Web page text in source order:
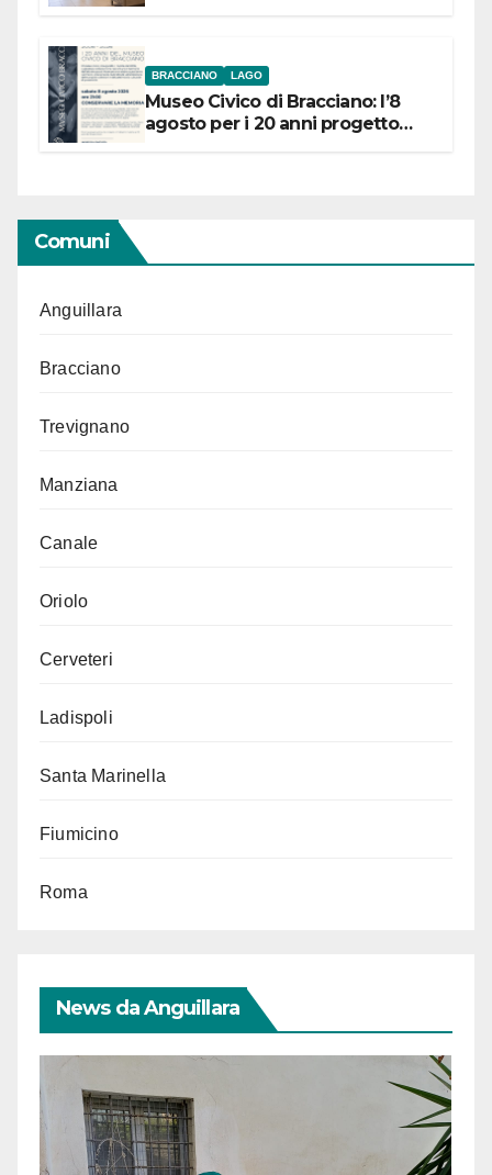
BRACCIANO LAGO
Museo Civico di Bracciano: l’8
agosto per i 20 anni progetto
Comuni
Anguillara
Bracciano
Trevignano
Manziana
Canale
Oriolo
Cerveteri
Ladispoli
Santa Marinella
Fiumicino
Roma
News da Anguillara